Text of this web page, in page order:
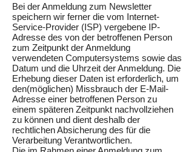
Bei der Anmeldung zum Newsletter
speichern wir ferner die vom Internet-
Service-Provider (ISP) vergebene IP-
Adresse des von der betroffenen Person
zum Zeitpunkt der Anmeldung
verwendeten Computersystems sowie das
Datum und die Uhrzeit der Anmeldung. Die
Erhebung dieser Daten ist erforderlich, um
den(möglichen) Missbrauch der E-Mail-
Adresse einer betroffenen Person zu
einem späteren Zeitpunkt nachvollziehen
zu können und dient deshalb der
rechtlichen Absicherung des für die
Verarbeitung Verantwortlichen.